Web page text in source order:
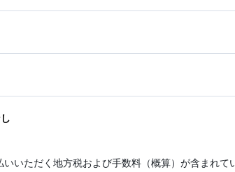
いただく地方税および手数料（概算）が含まれて